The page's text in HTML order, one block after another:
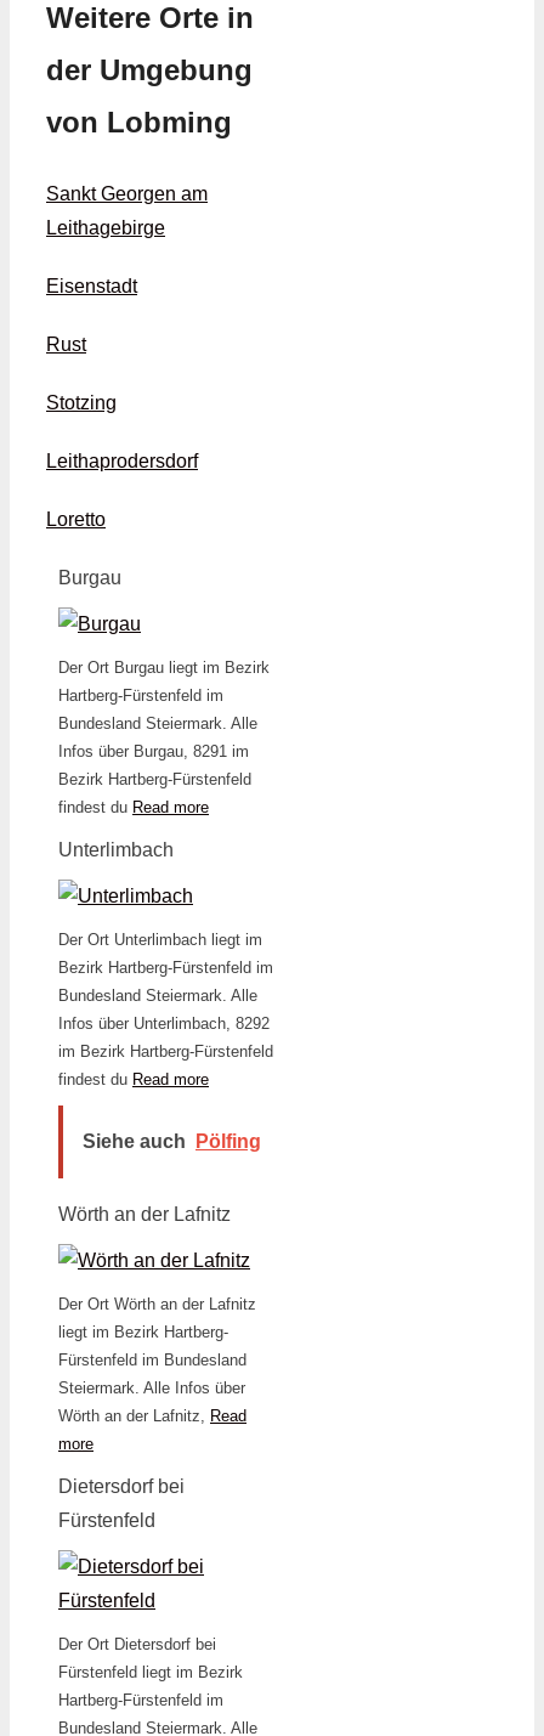
Weitere Orte in
der Umgebung
von Lobming
Sankt Georgen am
Leithagebirge
Eisenstadt
Rust
Stotzing
Leithaprodersdorf
Loretto
Burgau
Der Ort Burgau liegt im Bezirk
Hartberg-Fürstenfeld im
Bundesland Steiermark. Alle
Infos über Burgau, 8291 im
Bezirk Hartberg-Fürstenfeld
findest du Read more
Unterlimbach
Der Ort Unterlimbach liegt im
Bezirk Hartberg-Fürstenfeld im
Bundesland Steiermark. Alle
Infos über Unterlimbach, 8292
im Bezirk Hartberg-Fürstenfeld
findest du Read more
Siehe auch Pölfing
Wörth an der Lafnitz
Der Ort Wörth an der Lafnitz
liegt im Bezirk Hartberg-
Fürstenfeld im Bundesland
Steiermark. Alle Infos über
Wörth an der Lafnitz, Read
more
Dietersdorf bei
Fürstenfeld
Der Ort Dietersdorf bei
Fürstenfeld liegt im Bezirk
Hartberg-Fürstenfeld im
Bundesland Steiermark. Alle